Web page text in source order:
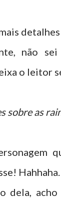
não
o leitor
sobre as
Hahhaha.
dela,